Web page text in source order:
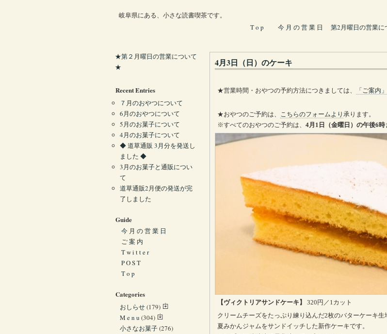
岐阜県にある、小さな読書喫茶です。
T o p
今 月 の 営 業 日 第2月曜日の営業に
4月3日（日）のケーキ
★営業時間・おやつの予約方法につきましては、 「ご案内」
★おやつのご予約は、 こちらのフォームより 承ります。
※すべてのおやつのご予約は、 4月1日（金曜日）の午後6時
【ヴィクトリアサンドケーキ】
320円／1カット
クリームチーズをたっぷり練り込んだ2枚のバターケーキ生
夏みかんジャムをサンドイッチした新作ケーキです。
★第２月曜日の営業について
★
Recent Entries
７月のおやつについて
6月のおやつについて
5月のお菓子について
4月のお菓子について
◆ 道草通販 3月分を発送し
ました ◆
3月のお菓子と通販につい
て
道草通販2月便の発送が完
了しました
Guide
今 月 の 営 業 日
ご 案 内
T w i t t e r
P O S T
T o p
Categories
おしらせ(179)
M e n u (304)
小さなお菓子(276)